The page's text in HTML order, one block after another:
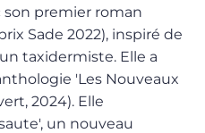
son premier roman
Sade 2022), inspiré de
taxidermiste. Elle a
'Les Nouveaux
2024). Elle
un nouveau